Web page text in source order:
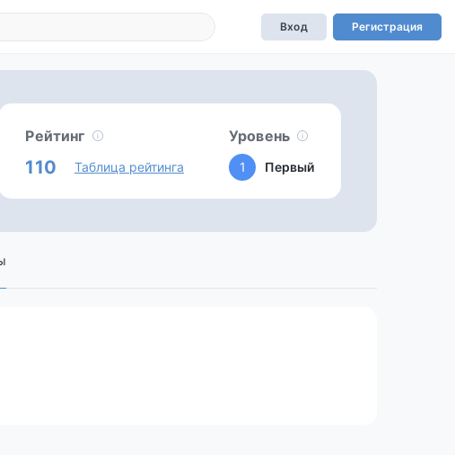
Вход Регистрация
Рейтинг
110 Таблица рейтинга
Уровень
1 Первый